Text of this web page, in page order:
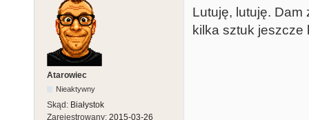
Atarowiec
Nieaktywny
Skąd: Białystok
Zarejestrowany: 2015-03-26
Lutuję, lutuję. Dam
kilka sztuk jeszcze